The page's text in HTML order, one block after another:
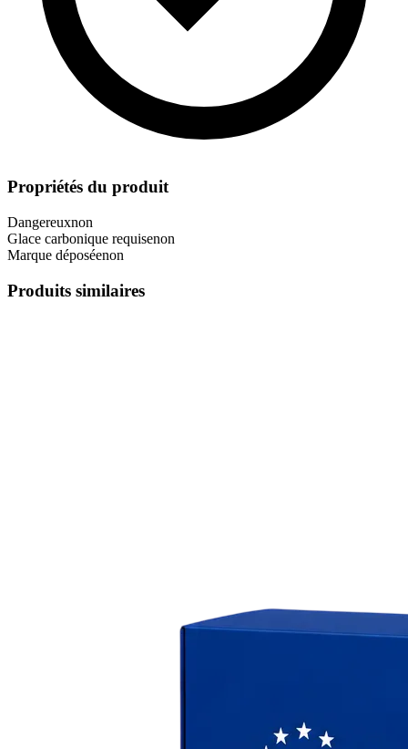
Propriétés du produit
Dangereuxnon
Glace carbonique requisenon
Marque déposéenon
Produits similaires